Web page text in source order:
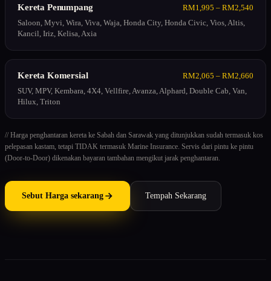
Kereta Penumpang RM1,995 – RM2,540
Saloon, Myvi, Wira, Viva, Waja, Honda City, Honda Civic, Vios, Altis,
Kancil, Iriz, Kelisa, Axia
Kereta Komersial RM2,065 – RM2,660
SUV, MPV, Kembara, 4X4, Vellfire, Avanza, Alphard, Double Cab, Van,
Hilux, Triton
// Harga penghantaran kereta ke Sabah dan Sarawak yang ditunjukkan sudah termasuk kos
pelepasan kastam, tetapi TIDAK termasuk Marine Insurance. Servis dari pintu ke pintu
(Door-to-Door) dikenakan bayaran tambahan mengikut jarak penghantaran.
Sebut Harga sekarang Tempah Sekarang